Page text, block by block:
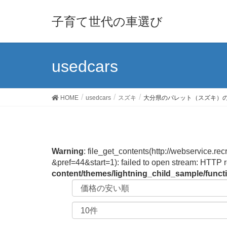
子育て世代の車選び
usedcars
HOME usedcars スズキ 大分県のパレット（スズキ）
Warning: file_get_contents(http://
&pref=44&start=1): failed to open stream:
content/themes/lightning_child_sample/